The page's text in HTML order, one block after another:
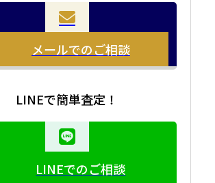
メールでのご相談
LINEで簡単査定！
LINEでのご相談